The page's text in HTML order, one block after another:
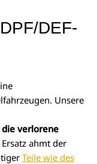
DEF-
Unsere
verlorene
ahmt der
Teile wie des